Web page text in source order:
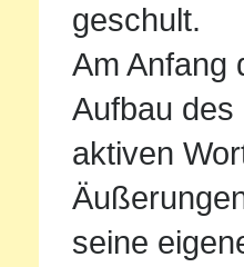
geschult.
Am Anfang
Aufbau
aktiven
seine